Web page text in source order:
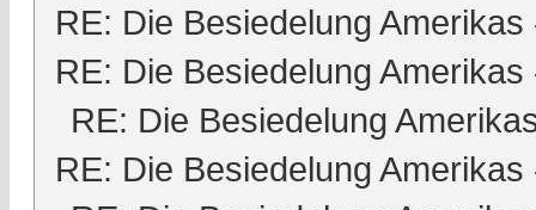
RE: Die Besiedelung Amerikas
RE: Die Besiedelung Amerikas
RE: Die Besiedelung
RE: Die Besiedelung Amerikas